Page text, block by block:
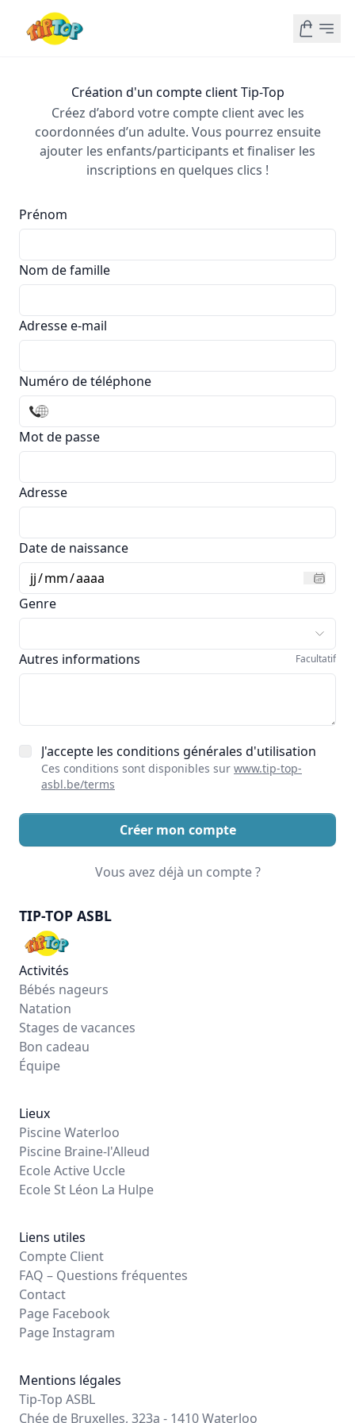
Création d'un compte client Tip-Top
Créez d’abord votre compte client avec les
coordonnées d’un adulte. Vous pourrez ensuite
ajouter les enfants/participants et finaliser les
inscriptions en quelques clics !
Prénom
Nom de famille
Adresse e-mail
Numéro de téléphone
Mot de passe
Adresse
Date de naissance
jj/mm/aaaa
Genre
Autres informations Facultatif
J'accepte les conditions générales d'utilisation
Ces conditions sont disponibles sur www.tip-top-
asbl.be/terms
Créer mon compte
Vous avez déjà un compte ?
TIP-TOP ASBL
Activités
Bébés nageurs
Natation
Stages de vacances
Bon cadeau
Équipe
Lieux
Piscine Waterloo
Piscine Braine-l'Alleud
Ecole Active Uccle
Ecole St Léon La Hulpe
Liens utiles
Compte Client
FAQ – Questions fréquentes
Contact
Page Facebook
Page Instagram
Mentions légales
Tip-Top ASBL
Chée de Bruxelles, 323a - 1410 Waterloo